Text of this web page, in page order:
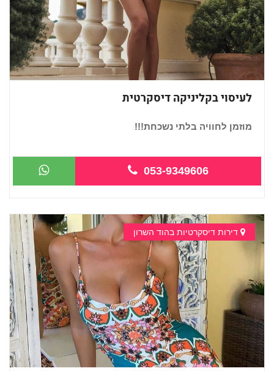
לעיסוי בקליניקה דיסקרטית
מוזמן לחוויה בלתי נשכחת!!!
053-9349606
דירות דיסקרטיות בהוד השרון